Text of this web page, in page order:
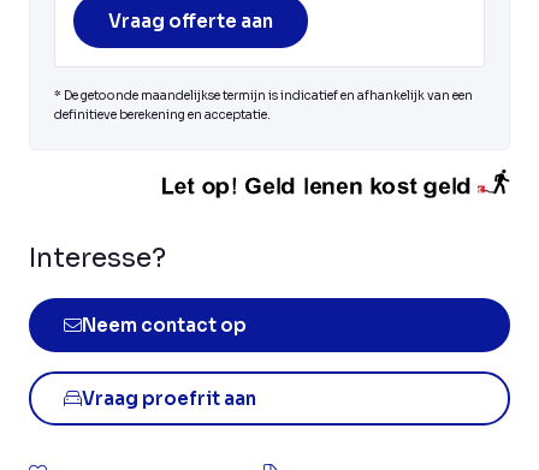
Vraag offerte aan
* De getoonde maandelijkse termijn is indicatief en afhankelijk van een
definitieve berekening en acceptatie.
Interesse?
Neem contact op
Vraag proefrit aan